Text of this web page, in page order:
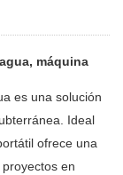
máquina
es una solución
Ideal
ofrece una
en